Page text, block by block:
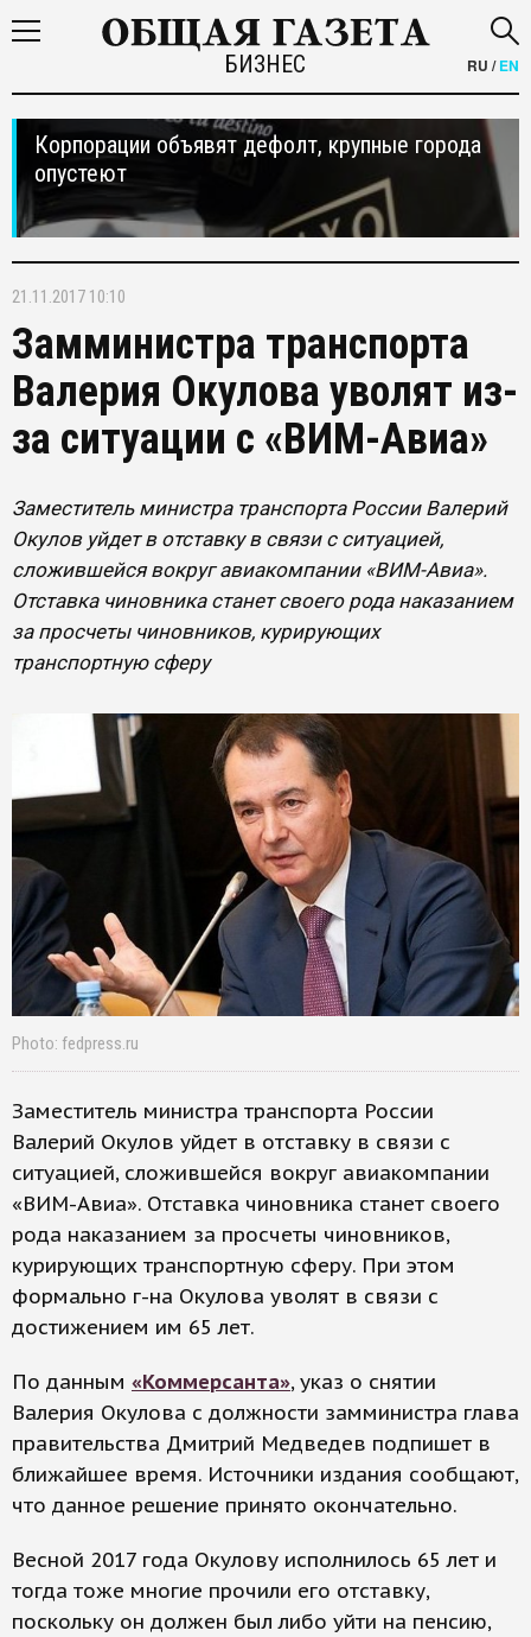
БИЗНЕС RU /EN
Корпорации объявят дефолт, крупные города
опустеют
21.11.2017 10:10
Замминистра транспорта
Валерия Окулова уволят из-
за ситуации с «ВИМ-Авиа»
Заместитель министра транспорта России Валерий
Окулов уйдет в отставку в связи с ситуацией,
сложившейся вокруг авиакомпании «ВИМ-Авиа».
Отставка чиновника станет своего рода наказанием
за просчеты чиновников, курирующих
транспортную сферу
Photo: fedpress.ru
Заместитель министра транспорта России
Валерий Окулов уйдет в отставку в связи с
ситуацией, сложившейся вокруг авиакомпании
«ВИМ-Авиа». Отставка чиновника станет своего
рода наказанием за просчеты чиновников,
курирующих транспортную сферу. При этом
формально г-на Окулова уволят в связи с
достижением им 65 лет.
По данным «Коммерсанта», указ о снятии
Валерия Окулова с должности замминистра глава
правительства Дмитрий Медведев подпишет в
ближайшее время. Источники издания сообщают,
что данное решение принято окончательно.
Весной 2017 года Окулову исполнилось 65 лет и
тогда тоже многие прочили его отставку,
поскольку он должен был либо уйти на пенсию,